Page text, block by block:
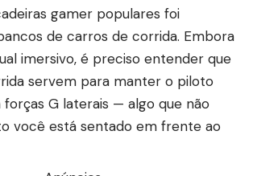
gamer populares foi
de carros de corrida. Embora
imersivo, é preciso entender que
servem para manter o piloto
G laterais — algo que não
você está sentado em frente ao